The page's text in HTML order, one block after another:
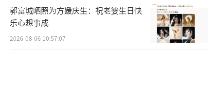
动，如外婆小铺·“女巨人”来访、画罗·寄
心、兰倚线香、甜蜜导航官等。
（责任编辑：卢其龙
郭富城晒照为方媛庆生：祝老婆生日快
乐心想事成
2026-08-06 10:57:07